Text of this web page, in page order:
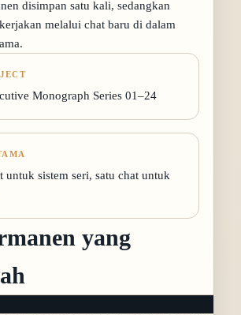
disimpan satu kali, sedangkan
melalui chat baru di dalam
Monograph Series 01–24
untuk sistem seri, satu chat untuk
yang